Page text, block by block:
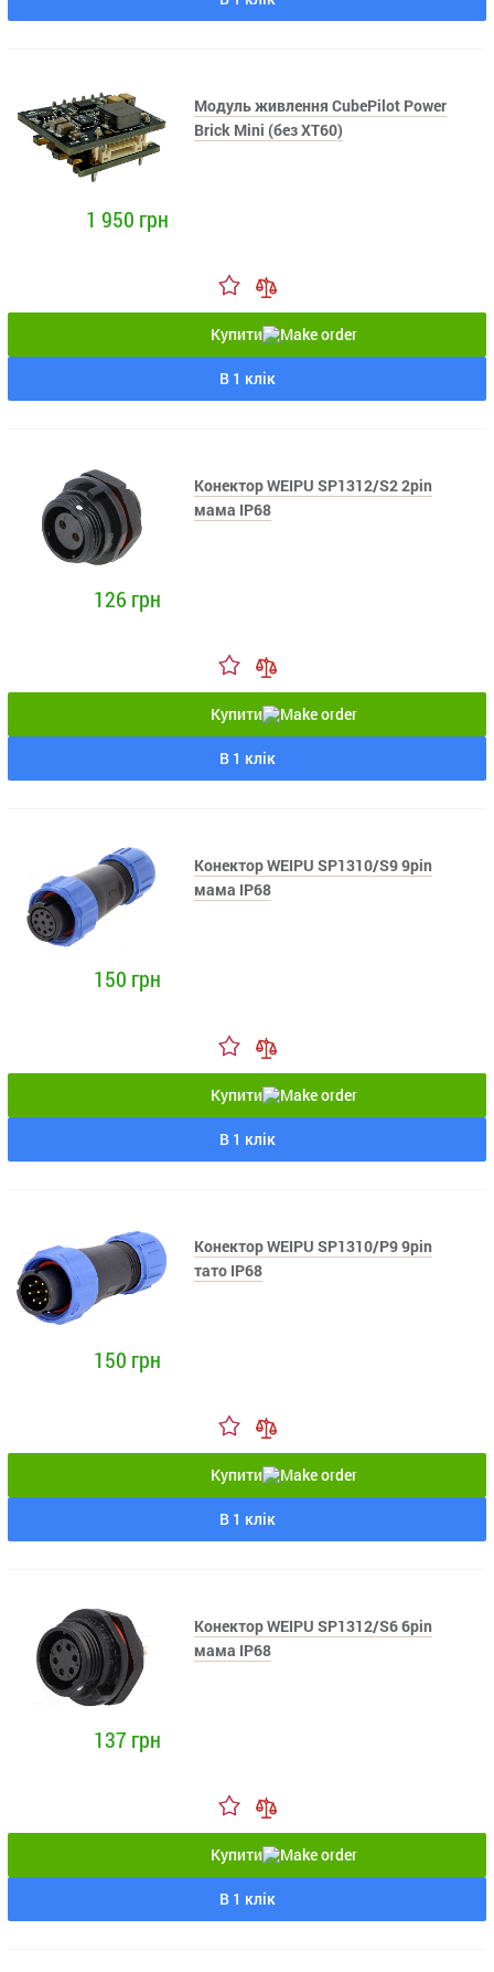
Модуль живлення CubePilot Power
Brick Mini (без XT60)
1 950 грн
Купити
В 1 клік
Конектор WEIPU SP1312/S2 2pin
мама IP68
126 грн
Купити
В 1 клік
Конектор WEIPU SP1310/S9 9pin
мама IP68
150 грн
Купити
В 1 клік
Конектор WEIPU SP1310/P9 9pin
тато IP68
150 грн
Купити
В 1 клік
Конектор WEIPU SP1312/S6 6pin
мама IP68
137 грн
Купити
В 1 клік